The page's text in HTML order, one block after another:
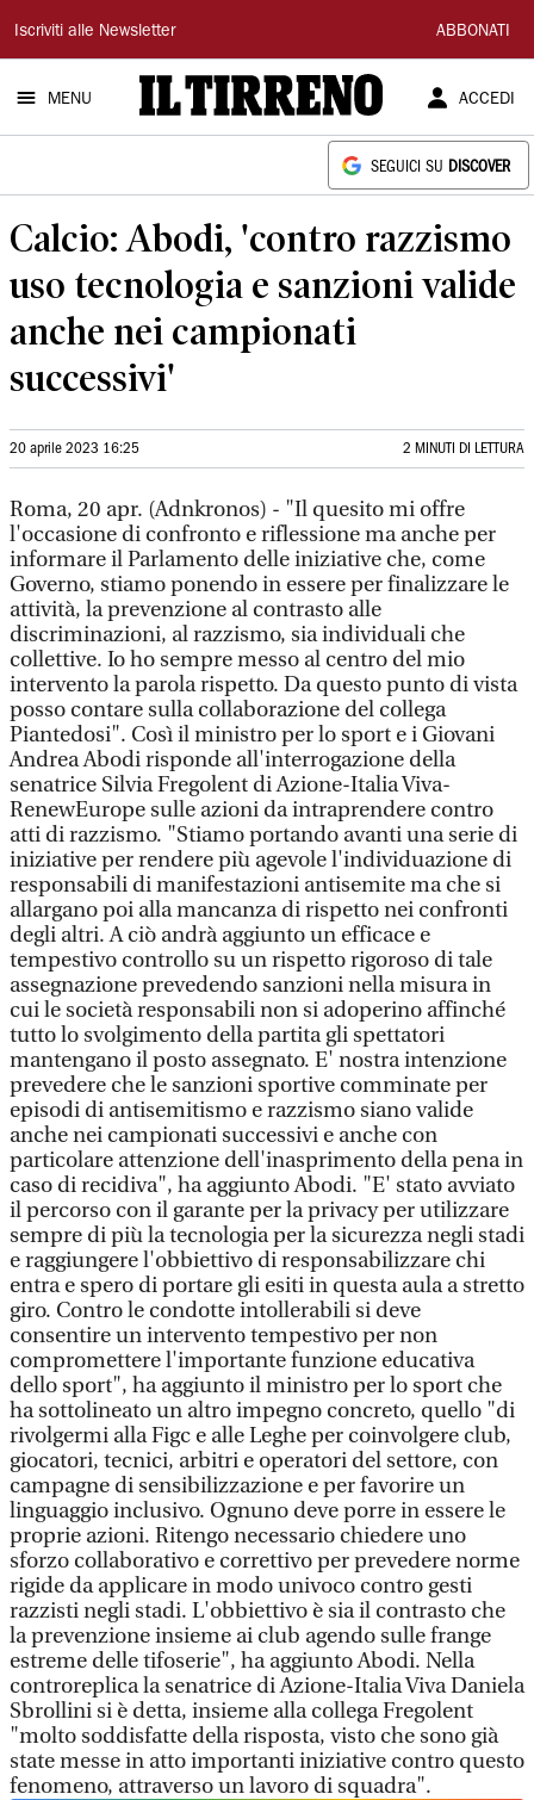
Il
Tirreno
Iscriviti alle Newsletter ABBONATI
MENU ACCEDI
SEGUICI SU DISCOVER
Calcio: Abodi, 'contro razzismo
uso tecnologia e sanzioni valide
anche nei campionati
successivi'
20 aprile 2023 16:25 2 MINUTI DI LETTURA
Roma, 20 apr. (Adnkronos) - "Il quesito mi offre
l'occasione di confronto e riflessione ma anche per
informare il Parlamento delle iniziative che, come
Governo, stiamo ponendo in essere per finalizzare le
attività, la prevenzione al contrasto alle
discriminazioni, al razzismo, sia individuali che
collettive. Io ho sempre messo al centro del mio
intervento la parola rispetto. Da questo punto di vista
posso contare sulla collaborazione del collega
Piantedosi". Così il ministro per lo sport e i Giovani
Andrea Abodi risponde all'interrogazione della
senatrice Silvia Fregolent di Azione-Italia Viva-
RenewEurope sulle azioni da intraprendere contro
atti di razzismo. "Stiamo portando avanti una serie di
iniziative per rendere più agevole l'individuazione di
responsabili di manifestazioni antisemite ma che si
allargano poi alla mancanza di rispetto nei confronti
degli altri. A ciò andrà aggiunto un efficace e
tempestivo controllo su un rispetto rigoroso di tale
assegnazione prevedendo sanzioni nella misura in
cui le società responsabili non si adoperino affinché
tutto lo svolgimento della partita gli spettatori
mantengano il posto assegnato. E' nostra intenzione
prevedere che le sanzioni sportive comminate per
episodi di antisemitismo e razzismo siano valide
anche nei campionati successivi e anche con
particolare attenzione dell'inasprimento della pena in
caso di recidiva", ha aggiunto Abodi. "E' stato avviato
il percorso con il garante per la privacy per utilizzare
sempre di più la tecnologia per la sicurezza negli stadi
e raggiungere l'obbiettivo di responsabilizzare chi
entra e spero di portare gli esiti in questa aula a stretto
giro. Contro le condotte intollerabili si deve
consentire un intervento tempestivo per non
compromettere l'importante funzione educativa
dello sport", ha aggiunto il ministro per lo sport che
ha sottolineato un altro impegno concreto, quello "di
rivolgermi alla Figc e alle Leghe per coinvolgere club,
giocatori, tecnici, arbitri e operatori del settore, con
campagne di sensibilizzazione e per favorire un
linguaggio inclusivo. Ognuno deve porre in essere le
proprie azioni. Ritengo necessario chiedere uno
sforzo collaborativo e correttivo per prevedere norme
rigide da applicare in modo univoco contro gesti
razzisti negli stadi. L'obbiettivo è sia il contrasto che
la prevenzione insieme ai club agendo sulle frange
estreme delle tifoserie", ha aggiunto Abodi. Nella
controreplica la senatrice di Azione-Italia Viva Daniela
Sbrollini si è detta, insieme alla collega Fregolent
"molto soddisfatte della risposta, visto che sono già
state messe in atto importanti iniziative contro questo
fenomeno, attraverso un lavoro di squadra".